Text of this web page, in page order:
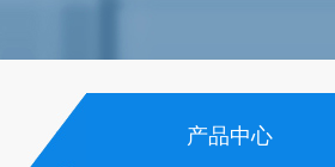
产品中心